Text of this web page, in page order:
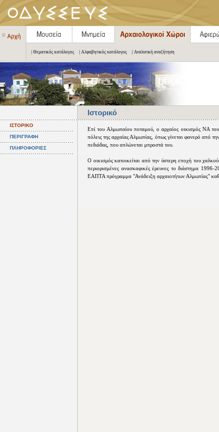
| Θεματικός κατάλογος | Αλφαβητικός κατάλογος | Αναλυτική αναζήτηση
Ιστορικό
ΙΣΤΟΡΙΚΟ
ΠΕΡΙΓΡΑΦΗ
ΠΛΗΡΟΦΟΡΙΕΣ
Επί του Αλμωπαίου ποταμού, ο αρχαίος οικισμός ΝΑ
πόλεις της αρχαίας Αλμωπίας, όπως γίνεται φανερό από
πεδιάδας, που απλώνεται μπροστά του.
Ο οικισμός κατοικείται από την ύστερη εποχή του
περιορισμένες ανασκαφικές έρευνες το διάστημα
ΕΑΠΤΑ πρόγραμμα "Ανάδειξη αρχαιοτήτων Αλμωπίας"